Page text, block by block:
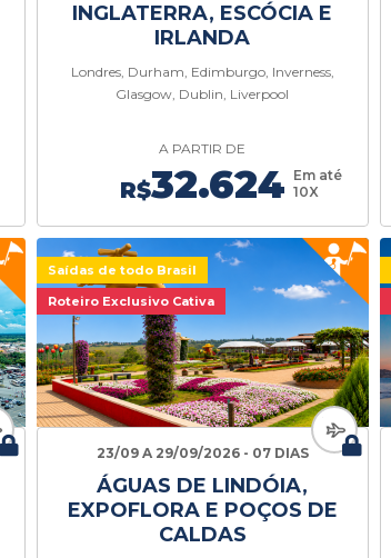
INGLATERRA, ESCÓCIA E
IRLANDA
Londres, Durham, Edimburgo, Inverness,
Glasgow, Dublin, Liverpool
A PARTIR DE
R$32.624 Em até
10X
Saídas de todo Brasil
Roteiro Exclusivo Cativa
23/09 A 29/09/2026 - 07 DIAS
ÁGUAS DE LINDÓIA,
EXPOFLORA E POÇOS DE
CALDAS